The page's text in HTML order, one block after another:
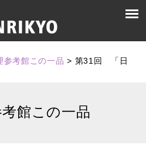
参考館この一品 > 第31回 「日
館この一品